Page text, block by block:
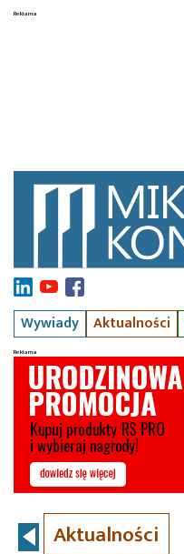
Wywiady Aktualności
Aktualności